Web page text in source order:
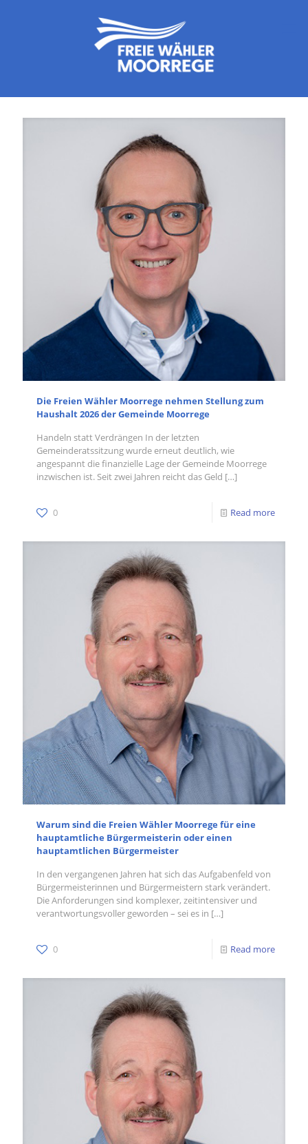
Die Freien Wähler Moorrege nehmen Stellung zum
Haushalt 2026 der Gemeinde Moorrege
Handeln statt Verdrängen In der letzten
Gemeinderatssitzung wurde erneut deutlich, wie
angespannt die finanzielle Lage der Gemeinde Moorrege
inzwischen ist. Seit zwei Jahren reicht das Geld […]
0 Read more
Warum sind die Freien Wähler Moorrege für eine
hauptamtliche Bürgermeisterin oder einen
hauptamtlichen Bürgermeister
In den vergangenen Jahren hat sich das Aufgabenfeld von
Bürgermeisterinnen und Bürgermeistern stark verändert.
Die Anforderungen sind komplexer, zeitintensiver und
verantwortungsvoller geworden – sei es in […]
0 Read more